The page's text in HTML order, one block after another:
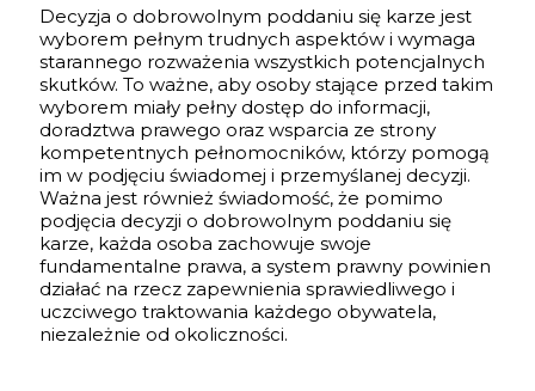
Decyzja o dobrowolnym poddaniu się karze jest
wyborem pełnym trudnych aspektów i wymaga
starannego rozważenia wszystkich potencjalnych
skutków. To ważne, aby osoby stające przed takim
wyborem miały pełny dostęp do informacji,
doradztwa prawego oraz wsparcia ze strony
kompetentnych pełnomocników, którzy pomogą
im w podjęciu świadomej i przemyślanej decyzji.
Ważna jest również świadomość, że pomimo
podjęcia decyzji o dobrowolnym poddaniu się
karze, każda osoba zachowuje swoje
fundamentalne prawa, a system prawny powinien
działać na rzecz zapewnienia sprawiedliwego i
uczciwego traktowania każdego obywatela,
niezależnie od okoliczności.